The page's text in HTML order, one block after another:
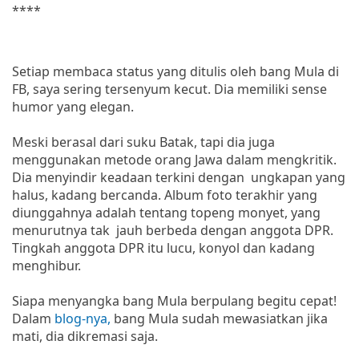
****
Setiap membaca status yang ditulis oleh bang Mula di
FB, saya sering tersenyum kecut. Dia memiliki sense
humor yang elegan.
Meski berasal dari suku Batak, tapi dia juga
menggunakan metode orang Jawa dalam mengkritik.
Dia menyindir keadaan terkini dengan ungkapan yang
halus, kadang bercanda. Album foto terakhir yang
diunggahnya adalah tentang topeng monyet, yang
menurutnya tak jauh berbeda dengan anggota DPR.
Tingkah anggota DPR itu lucu, konyol dan kadang
menghibur.
Siapa menyangka bang Mula berpulang begitu cepat!
Dalam blog-nya, bang Mula sudah mewasiatkan jika
mati, dia dikremasi saja.